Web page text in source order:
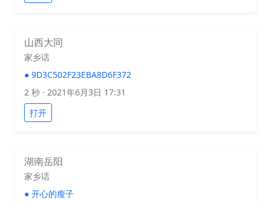
山西大同
家乡话
● 9D3C502F23EBA8D6F372
2 秒 · 2021年6月3日 17:31
打开
湖南岳阳
家乡话
● 开心的瘦子